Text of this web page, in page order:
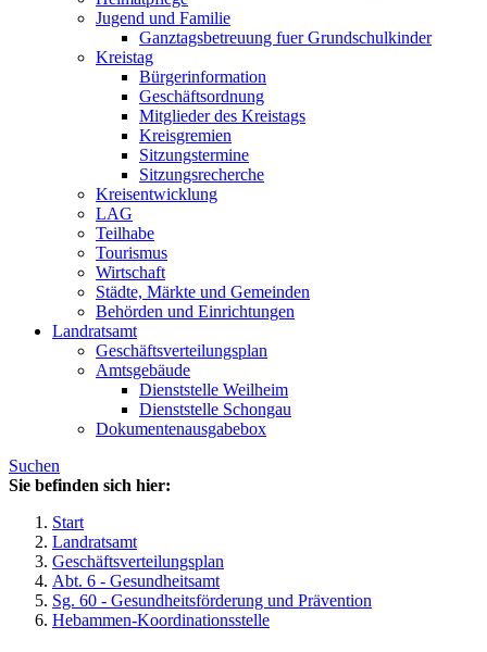
Jugend und Familie
Ganztagsbetreuung fuer Grundschulkinder
Kreistag
Bürgerinformation
Geschäftsordnung
Mitglieder des Kreistags
Kreisgremien
Sitzungstermine
Sitzungsrecherche
Kreisentwicklung
LAG
Teilhabe
Tourismus
Wirtschaft
Städte, Märkte und Gemeinden
Behörden und Einrichtungen
Landratsamt
Geschäftsverteilungsplan
Amtsgebäude
Dienststelle Weilheim
Dienststelle Schongau
Dokumentenausgabebox
Suchen
Sie befinden sich hier:
Start
Landratsamt
Geschäftsverteilungsplan
Abt. 6 - Gesundheitsamt
Sg. 60 - Gesundheitsförderung und Prävention
Hebammen-Koordinationsstelle